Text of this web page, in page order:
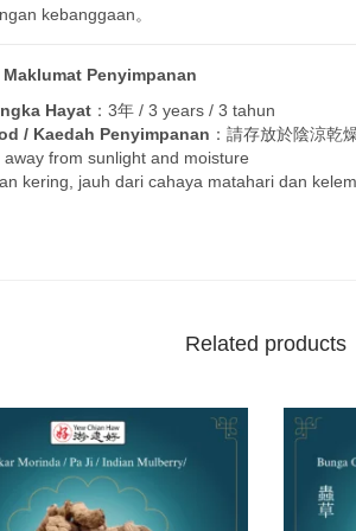
kebanggaan。
Penyimpanan
Hayat ：3年 / 3 years / 3 tahun
/ Kaedah Penyimpanan ：請存放於陰涼乾
from sunlight and moisture
kering, jauh dari cahaya matahari dan
Related products